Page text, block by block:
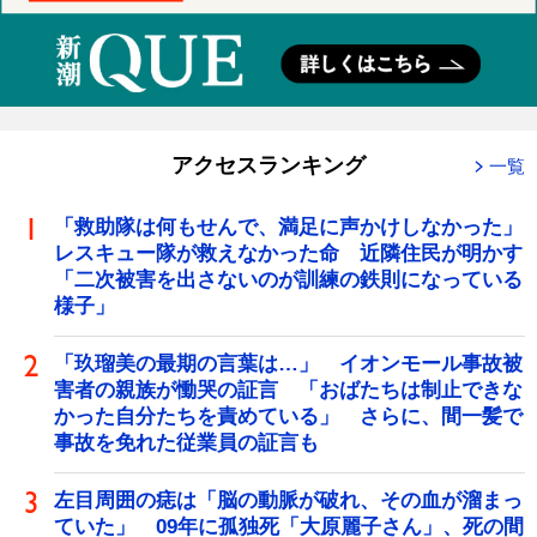
アクセスランキング 一覧
「救助隊は何もせんで、満足に声かけしなかった」
レスキュー隊が救えなかった命 近隣住民が明かす
「二次被害を出さないのが訓練の鉄則になっている
様子」
「玖瑠美の最期の言葉は…」 イオンモール事故被
害者の親族が慟哭の証言 「おばたちは制止できな
かった自分たちを責めている」 さらに、間一髪で
事故を免れた従業員の証言も
左目周囲の痣は「脳の動脈が破れ、その血が溜まっ
ていた」 09年に孤独死「大原麗子さん」、死の間